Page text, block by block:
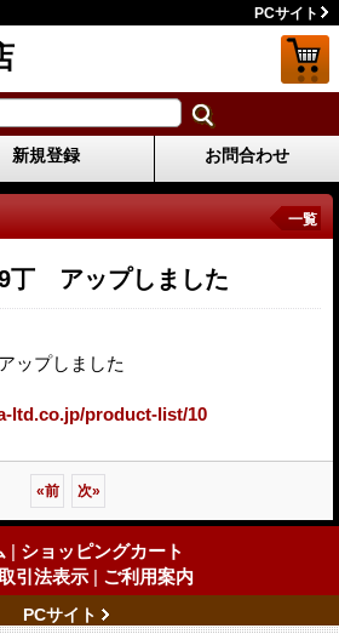
PCサイト
新規登録 お問合わせ
一覧
丁 アップしました
プしました
ltd.co.jp/product-list/10
«前 次»
| ショッピングカート
引法表示 | ご利用案内
PCサイト